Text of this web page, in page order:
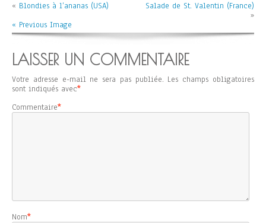
« Blondies à l’ananas (USA)
Salade de St. Valentin (France)
»
« Previous Image
LAISSER UN COMMENTAIRE
Votre adresse e-mail ne sera pas publiée. Les champs obligatoires
sont indiqués avec*
Commentaire*
Nom*